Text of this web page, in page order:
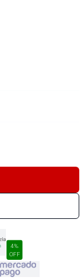
4%
OFF